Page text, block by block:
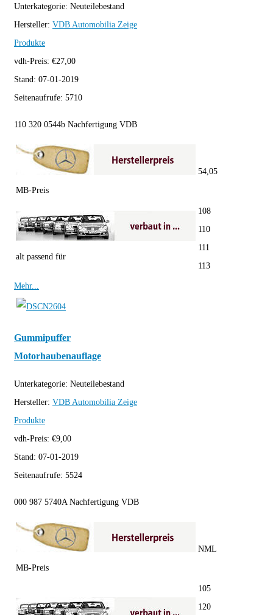
Unterkategorie: Neuteilebestand
Hersteller: VDB Automobilia Zeige
Produkte
vdh-Preis: €27,00
Stand: 07-01-2019
Seitenaufrufe: 5710
110 320 0544b Nachfertigung VDB
MB-Preis
54,05
alt passend für
108
110
111
113
Mehr...
Gummipuffer
Motorhaubenauflage
Unterkategorie: Neuteilebestand
Hersteller: VDB Automobilia Zeige
Produkte
vdh-Preis: €9,00
Stand: 07-01-2019
Seitenaufrufe: 5524
000 987 5740A Nachfertigung VDB
MB-Preis
NML
105
120